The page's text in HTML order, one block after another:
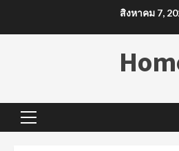
สิงหาคม 7,
Primary